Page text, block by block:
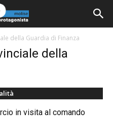
della Guardia di Finanza
della
in visita al comando